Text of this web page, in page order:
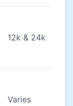
12k & 24k
Varies